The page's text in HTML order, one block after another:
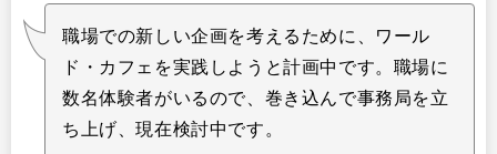
職場での新しい企画を考えるために、ワール
ド・カフェを実践しようと計画中です。職場に
数名体験者がいるので、巻き込んで事務局を立
ち上げ、現在検討中です。